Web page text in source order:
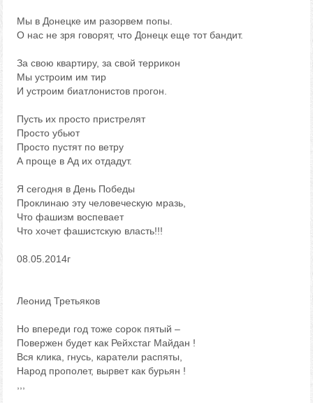
Мы в Донецке им разорвем попы.
О нас не зря говорят, что Донецк еще тот бандит.
За свою квартиру, за свой террикон
Мы устроим им тир
И устроим биатлонистов прогон.
Пусть их просто пристрелят
Просто убьют
Просто пустят по ветру
А проще в Ад их отдадут.
Я сегодня в День Победы
Проклинаю эту человеческую мразь,
Что фашизм воспевает
Что хочет фашистскую власть!!!
08.05.2014г
Леонид Третьяков
Но впереди год тоже сорок пятый –
Повержен будет как Рейхстаг Майдан !
Вся клика, гнусь, каратели распяты,
Народ прополет, вырвет как бурьян !